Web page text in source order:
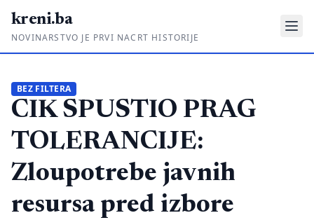
kreni.ba
NOVINARSTVO JE PRVI NACRT HISTORIJE
Priče sa ruba
Ponos i glas
Daljinski u ruke
Romski put
BEZ FILTERA
CIK SPUSTIO PRAG
TOLERANCIJE:
Zloupotrebe javnih
resursa pred izbore